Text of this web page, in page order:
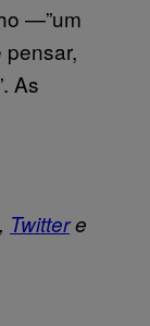
—”um
As
, Twittere